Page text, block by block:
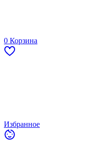
0 Корзина
Избранное